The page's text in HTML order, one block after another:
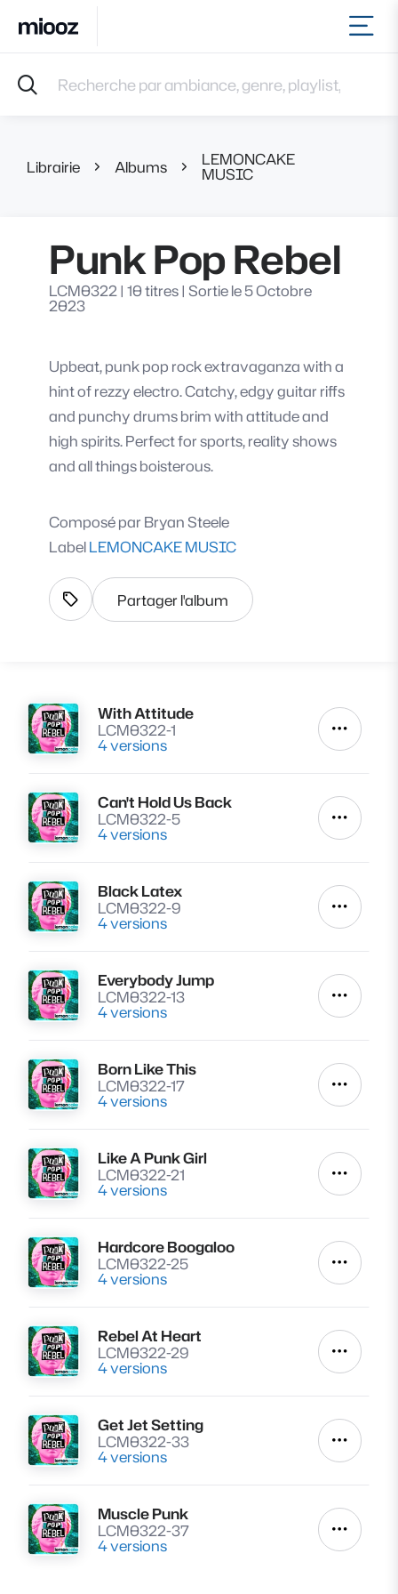
Accueil
Musiques
Playlists
Connexion
Librairie Albums LEMONCAKE
MUSIC
Punk Pop Rebel
LCM0322| 10 titres| Sortie le 5 Octobre
2023
Upbeat, punk pop rock extravaganza with a
hint of rezzy electro. Catchy, edgy guitar riffs
and punchy drums brim with attitude and
high spirits. Perfect for sports, reality shows
and all things boisterous.
Composé par Bryan Steele
LabelLEMONCAKE MUSIC
Afficher les tags
Partager l'album
Lire
With Attitude
LCM0322-1
4 versions Autres
Lire
Can't Hold Us Back
LCM0322-5
4 versions Autres
Lire
Black Latex
LCM0322-9
4 versions Autres
Lire
Everybody Jump
LCM0322-13
4 versions Autres
Lire
Born Like This
LCM0322-17
4 versions Autres
Lire
Like A Punk Girl
LCM0322-21
4 versions Autres
Lire
Hardcore Boogaloo
LCM0322-25
4 versions Autres
Lire
Rebel At Heart
LCM0322-29
4 versions Autres
Lire
Get Jet Setting
LCM0322-33
4 versions Autres
Lire
Muscle Punk
LCM0322-37
4 versions Autres